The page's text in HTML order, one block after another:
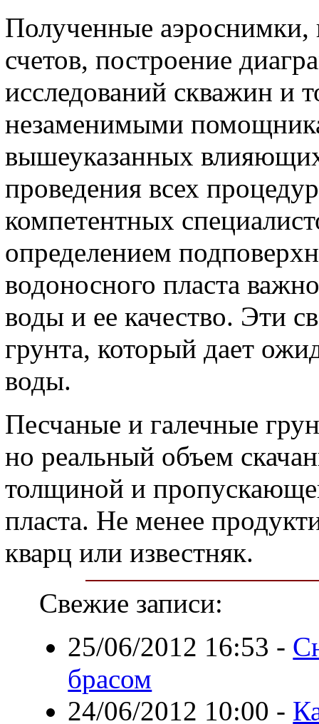
Полученные аэроснимки,
счетов, построение
исследований скважин и
незаменимыми
вышеуказанных
проведения всех
компетентных
определением
водоносного пласта
воды и ее качество. Эти
грунта, который дает
воды.
Песчаные и галечные
но реальный объем
толщиной и
пласта. Не менее
кварц или известняк.
Свежие записи:
25/06/2012 16:53 -
брасом
24/06/2012 10:00 -